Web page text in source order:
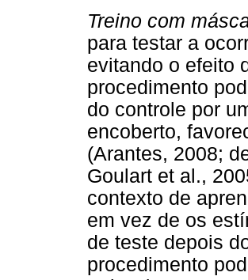
Treino com
para testar a
evitando o efeito
procedimento
do controle por
encoberto,
(Arantes, 2008;
Goulart et al.,
contexto de
em vez de os
de teste depois
procedimento